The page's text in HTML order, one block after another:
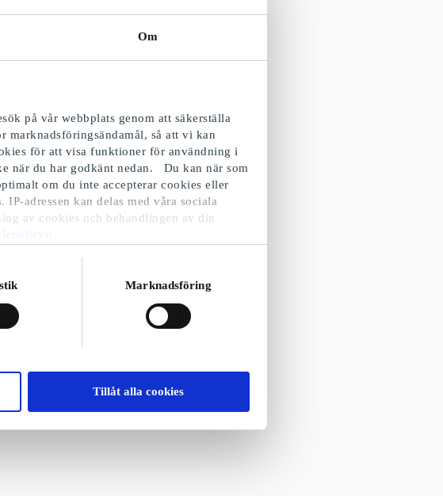
Om
på vår webbplats genom att säkerställa
marknadsföringsändamål, så att vi kan
för att visa funktioner för användning i
när du har godkänt nedan. Du kan när som
om du inte accepterar cookies eller
adressen kan delas med våra sociala
av cookies och behandlingen av din
Marknadsföring
Tillåt alla cookies